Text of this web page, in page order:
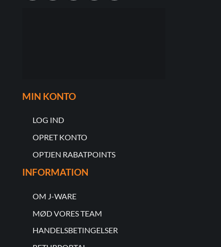
MIN KONTO
LOG IND
OPRET KONTO
OPTJEN RABATPOINTS
INFORMATION
OM J-WARE
MØD VORES TEAM
HANDELSBETINGELSER